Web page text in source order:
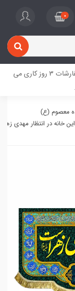
0
زمان آماده سازی سفارشات 3 روز کاری می
معصوم (ع)
خانه در انتظار مهدی